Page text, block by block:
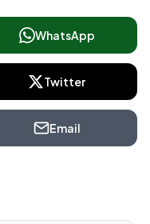
WhatsApp
Twitter
Email